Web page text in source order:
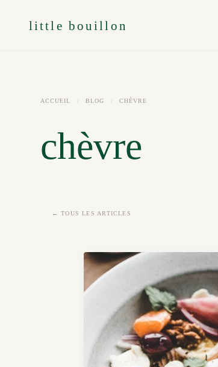
little bouillon
ACCUEIL / BLOG / CHÈVRE
chèvre
← TOUS LES ARTICLES